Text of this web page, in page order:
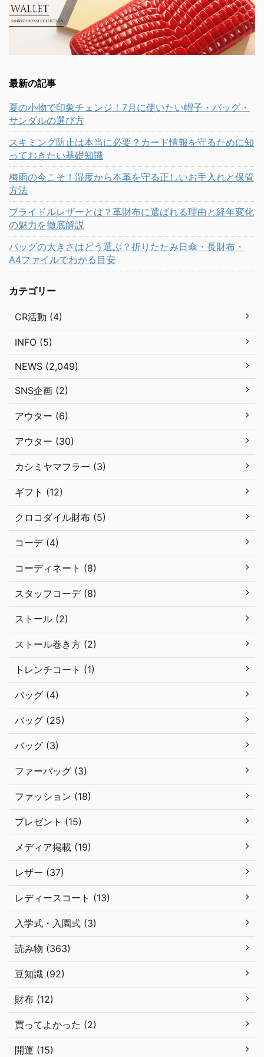
最新の記事
夏の小物で印象チェンジ！7月に使いたい帽子・バッグ・
サンダルの選び方
スキミング防止は本当に必要？カード情報を守るために知
っておきたい基礎知識
梅雨の今こそ！湿度から本革を守る正しいお手入れと保管
方法
ブライドルレザーとは？革財布に選ばれる理由と経年変化
の魅力を徹底解説
バッグの大きさはどう選ぶ？折りたたみ日傘・長財布・
A4ファイルでわかる目安
カテゴリー
CR活動 (4)
INFO (5)
NEWS (2,049)
SNS企画 (2)
アウター (6)
アウター (30)
カシミヤマフラー (3)
ギフト (12)
クロコダイル財布 (5)
コーデ (4)
コーディネート (8)
スタッフコーデ (8)
ストール (2)
ストール巻き方 (2)
トレンチコート (1)
バッグ (4)
バッグ (25)
バッグ (3)
ファーバッグ (3)
ファッション (18)
プレゼント (15)
メディア掲載 (19)
レザー (37)
レディースコート (13)
入学式・入園式 (3)
読み物 (363)
豆知識 (92)
財布 (12)
買ってよかった (2)
開運 (15)